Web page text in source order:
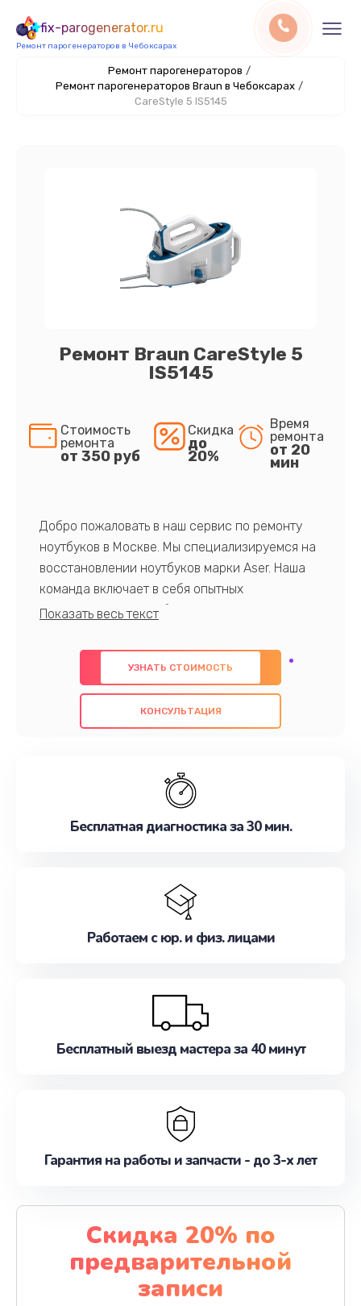
fix-parogenerator.ru
Ремонт парогенераторов в Чебоксарах
Ремонт парогенераторов /
Ремонт парогенераторов Braun в Чебоксарах /
CareStyle 5 IS5145
Ремонт Braun CareStyle 5
IS5145
Стоимость
ремонта
от 350 руб
Скидка
до
20%
Время
ремонта
от 20
мин
Добро пожаловать в наш сервис по ремонту
ноутбуков в Москве. Мы специализируемся на
восстановлении ноутбуков марки Aser. Наша
команда включает в себя опытных
профессионалов с обширными знаниями и
предлагаем быстрый и качественный ремонт с
использованием оригинальных компонентов, а
также гарантируем качество всех
проведенных работ. Наша цель - предоставить
наилучшим образом. Не медлите записаться на
УЗНАТЬ СТОИМОСТЬ
КОНСУЛЬТАЦИЯ
Бесплатная диагностика за 30 мин.
Работаем с юр. и физ. лицами
Бесплатный выезд мастера за 40 минут
Гарантия на работы и запчасти - до 3-х лет
Скидка 20% по
предварительной
записи